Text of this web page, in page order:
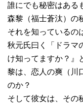
誰にでも秘密はある
森黎（福士蒼汰）の
それを知っているの
秋元氏曰く「ドラマ
け知ってますか？』
黎は、恋人の爽（川
のか？
そして彼女は、その